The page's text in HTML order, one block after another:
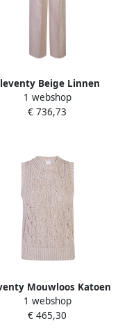
Beige Linnen
met Plooien en Taille
Riem Beige Dames
1 webshop
€ 736,73
Mouwloos Katoen
Metallic Gebreid
Vest Beige Dames
1 webshop
€ 465,30